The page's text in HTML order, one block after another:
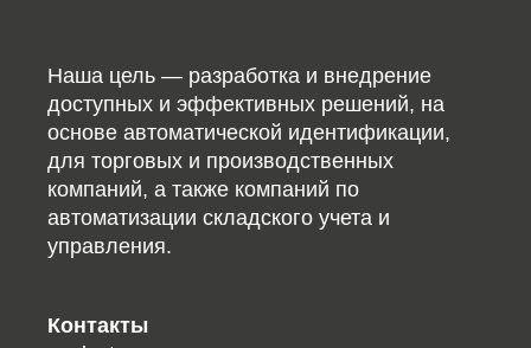
Наша цель — разработка и внедрение
доступных и эффективных решений, на
основе автоматической идентификации,
для торговых и производственных
компаний, а также компаний по
автоматизации складского учета и
управления.
Контакты